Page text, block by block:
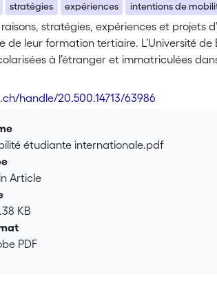
stratégies expériences intentions de
stratégies, expériences et projets
de leur formation tertiaire. L’Université
à l’étranger et immatriculées
est surtout motivée par la
Contrairement aux conclusions de la
par l’obtention future de meilleurs
handle/20.500.14713/63986
étudiante internationale.pdf
Article
KB
PDF